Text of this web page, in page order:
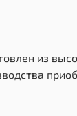
из